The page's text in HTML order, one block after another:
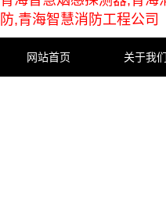
防,青海智慧消防工程公司
网站首页 关于我们